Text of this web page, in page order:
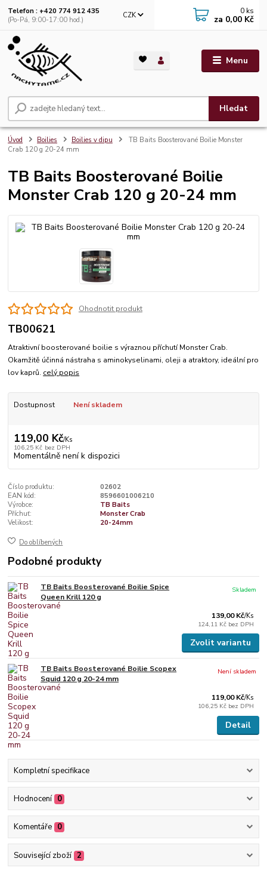
Menu
CZK
Hledat
Telefon : +420 774 912 435
(Po-Pá, 9:00-17:00 hod.)
0 ks
za 0,00 Kč
Úvod Boilies Boilies v dipu
TB Baits Boosterované Boilie Monster
Crab 120 g 20-24 mm
TB Baits Boosterované Boilie
Monster Crab 120 g 20-24 mm
Ohodnotit produkt
TB00621
Atraktivní boosterované boilie s výraznou příchutí Monster Crab.
Okamžitě účinná nástraha s aminokyselinami, oleji a atraktory, ideální pro
lov kaprů. celý popis
Dostupnost Není skladem
119,00 Kč/Ks
106,25 Kč bez DPH
Momentálně není k dispozici
Číslo produktu:
02602
EAN kód:
8596601006210
Výrobce:
TB Baits
Příchuť:
Monster Crab
Velikost:
20-24mm
Do oblíbených
Podobné produkty
TB Baits Boosterované Boilie Spice
Queen Krill 120 g
139,00 Kč/Ks
124,11 Kč bez DPH
Skladem
Zvolit variantu
TB Baits Boosterované Boilie Scopex
Squid 120 g 20-24 mm
119,00 Kč/Ks
106,25 Kč bez DPH
Není skladem
Detail
Kompletní specifikace
Hodnocení 0
Komentáře 0
Související zboží 2